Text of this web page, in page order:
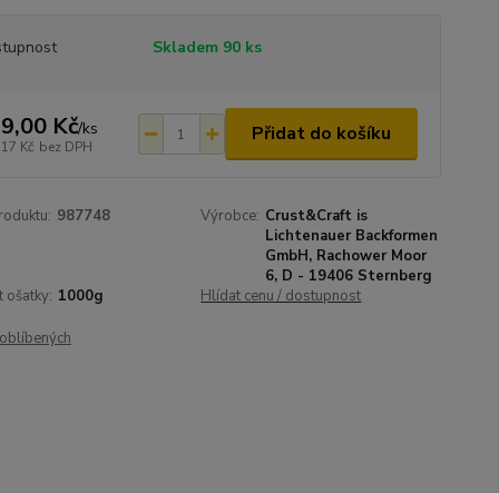
Skladem 90 ks
Kč/ks
Kč bez DPH
Přidat do košíku
987748 Výrobce: Crust&Craft is
Lichtenauer Backformen
GmbH, Rachower Moor
6, D - 19406 Sternberg
ošatky: 1000g Hlídat cenu / dostupnost